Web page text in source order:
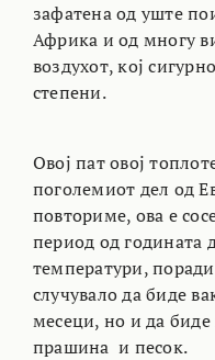
зафатена од уште
Африка и од многу
воздухот, кој
степени.
Овој пат овој
поголемиот дел од
повториме, ова е
период од годината
температури,
случувало да биде
месеци, но и да биде
прашина и песок.